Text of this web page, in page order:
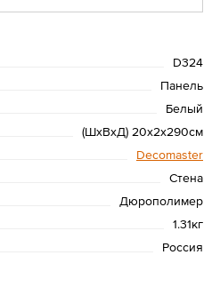
D324
Панель
Белый
(ШхВхД) 20х2х290см
Decomaster
Стена
Дюрополимер
1.31кг
Россия